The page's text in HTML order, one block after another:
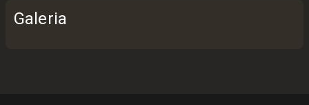
Galeria